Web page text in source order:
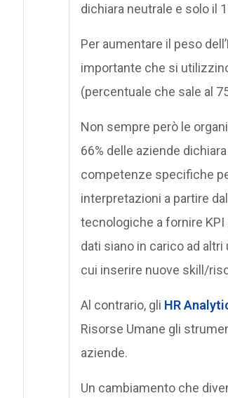
dichiara neutrale e solo il
Per aumentare il peso
importante che si
(percentuale che sale al
Non sempre però le
66% delle aziende
competenze specifiche
interpretazioni a partire
tecnologiche a fornire KPI
dati siano in carico ad
cui inserire nuove skill/
Al contrario, gli HR
Risorse Umane gli
aziende.
Un cambiamento che